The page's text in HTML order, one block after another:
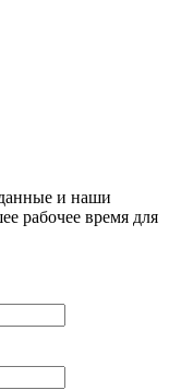
и наши
рабочее время для